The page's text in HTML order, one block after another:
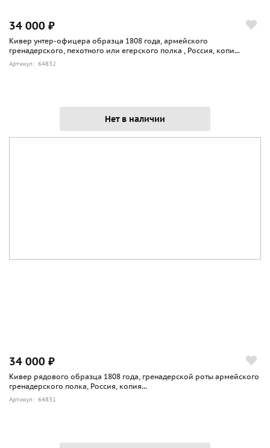
34 000 ₽
Кивер унтер-офицера образца 1808 года, армейского
гренадерского, пехотного или егерского полка , Россия, копи...
Артикул: 64832
Нет в наличии
34 000 ₽
Кивер рядового образца 1808 года, гренадерской роты армейского
гренадерского полка, Россия, копия...
Артикул: 64831